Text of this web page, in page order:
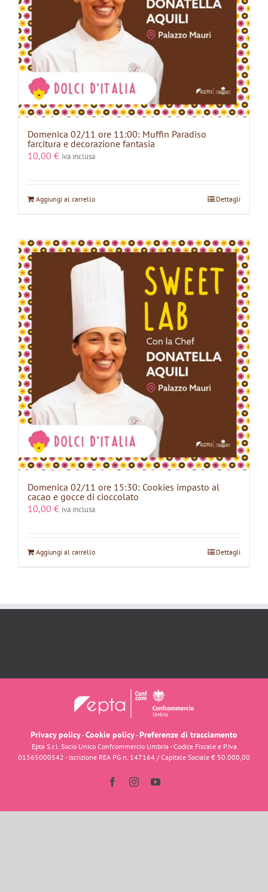
Domenica 02/11 ore 11:00: Muffin Paradiso
farcitura e decorazione fantasia
10,00 € iva inclusa
Aggiungi al carrello Dettagli
Domenica 02/11 ore 15:30: Cookies impasto al
cacao e gocce di cioccolato
10,00 € iva inclusa
Aggiungi al carrello Dettagli
Privacy policy-Cookie policy-Preferenze di tracciamento
Epta S.r.l. Socio Unico Confcommercio Umbria - Codice Fiscale e P.Iva
01565000542 - Iscrizione REA PG n. 147164 / Capitale Sociale € 50.000,00
FacebookInstagramYouTube